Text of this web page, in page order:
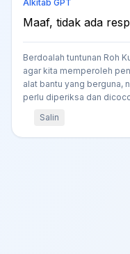
Alkitab GPT
Maaf, tidak ada
Berdoalah tuntunan Roh
agar kita memperoleh
alat bantu yang berguna,
perlu diperiksa dan
Salin